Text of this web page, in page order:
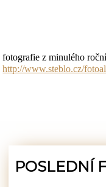
fotografie z minulého
http://www.steblo.cz/
POSLEDNÍ